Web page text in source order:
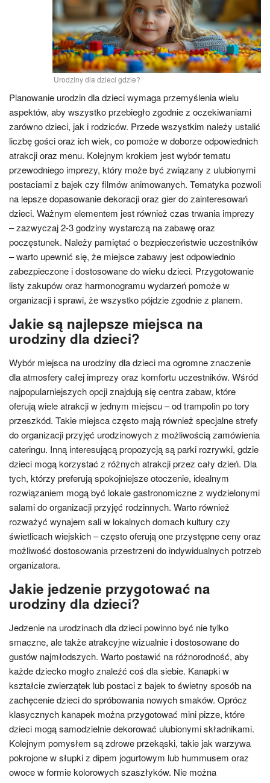
Urodziny dla dzieci gdzie?
Planowanie urodzin dla dzieci wymaga przemyślenia wielu
aspektów, aby wszystko przebiegło zgodnie z oczekiwaniami
zarówno dzieci, jak i rodziców. Przede wszystkim należy ustalić
liczbę gości oraz ich wiek, co pomoże w doborze odpowiednich
atrakcji oraz menu. Kolejnym krokiem jest wybór tematu
przewodniego imprezy, który może być związany z ulubionymi
postaciami z bajek czy filmów animowanych. Tematyka pozwoli
na lepsze dopasowanie dekoracji oraz gier do zainteresowań
dzieci. Ważnym elementem jest również czas trwania imprezy
– zazwyczaj 2-3 godziny wystarczą na zabawę oraz
poczęstunek. Należy pamiętać o bezpieczeństwie uczestników
– warto upewnić się, że miejsce zabawy jest odpowiednio
zabezpieczone i dostosowane do wieku dzieci. Przygotowanie
listy zakupów oraz harmonogramu wydarzeń pomoże w
organizacji i sprawi, że wszystko pójdzie zgodnie z planem.
Jakie są najlepsze miejsca na
urodziny dla dzieci?
Wybór miejsca na urodziny dla dzieci ma ogromne znaczenie
dla atmosfery całej imprezy oraz komfortu uczestników. Wśród
najpopularniejszych opcji znajdują się centra zabaw, które
oferują wiele atrakcji w jednym miejscu – od trampolin po tory
przeszkód. Takie miejsca często mają również specjalne strefy
do organizacji przyjęć urodzinowych z możliwością zamówienia
cateringu. Inną interesującą propozycją są parki rozrywki, gdzie
dzieci mogą korzystać z różnych atrakcji przez cały dzień. Dla
tych, którzy preferują spokojniejsze otoczenie, idealnym
rozwiązaniem mogą być lokale gastronomiczne z wydzielonymi
salami do organizacji przyjęć rodzinnych. Warto również
rozważyć wynajem sali w lokalnych domach kultury czy
świetlicach wiejskich – często oferują one przystępne ceny oraz
możliwość dostosowania przestrzeni do indywidualnych potrzeb
organizatora.
Jakie jedzenie przygotować na
urodziny dla dzieci?
Jedzenie na urodzinach dla dzieci powinno być nie tylko
smaczne, ale także atrakcyjne wizualnie i dostosowane do
gustów najmłodszych. Warto postawić na różnorodność, aby
każde dziecko mogło znaleźć coś dla siebie. Kanapki w
kształcie zwierzątek lub postaci z bajek to świetny sposób na
zachęcenie dzieci do spróbowania nowych smaków. Oprócz
klasycznych kanapek można przygotować mini pizze, które
dzieci mogą samodzielnie dekorować ulubionymi składnikami.
Kolejnym pomysłem są zdrowe przekąski, takie jak warzywa
pokrojone w słupki z dipem jogurtowym lub hummusem oraz
owoce w formie kolorowych szaszłyków. Nie można